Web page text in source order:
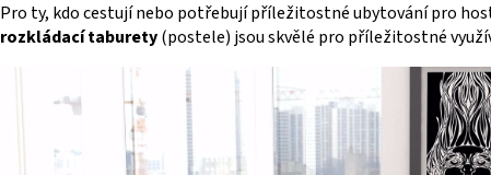
Pro ty, kdo cestují nebo potřebují příležitostné ubytování pro
rozkládací taburety(postele) jsou skvělé pro příležitostné